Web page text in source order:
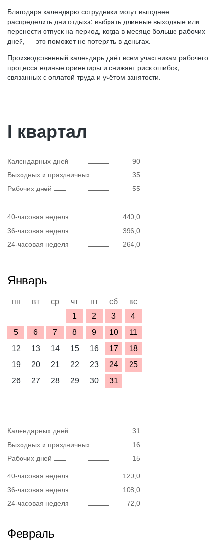
Благодаря календарю сотрудники могут выгоднее
распределить дни отдыха: выбрать длинные выходные или
перенести отпуск на период, когда в месяце больше рабочих
дней, — это поможет не потерять в деньгах.
Производственный календарь даёт всем участникам рабочего
процесса единые ориентиры и снижает риск ошибок,
связанных с оплатой труда и учётом занятости.
I квартал
Календарных дней
90
Выходных и праздничных
35
Рабочих дней
55
40-часовая неделя
440,0
36-часовая неделя
396,0
24-часовая неделя
264,0
Январь
пн вт ср чт пт сб
вс
1
2 3
4
5
6 7 8 9 10
11
12
13 14 15 16 17
18
19
20 21 22 23 24
25
26
27 28 29 30 31
Календарных дней
31
Выходных и праздничных
16
Рабочих дней
15
40-часовая неделя
120,0
36-часовая неделя
108,0
24-часовая неделя
72,0
Февраль